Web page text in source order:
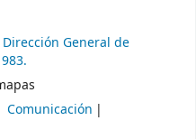
Dirección General de
Comunicación